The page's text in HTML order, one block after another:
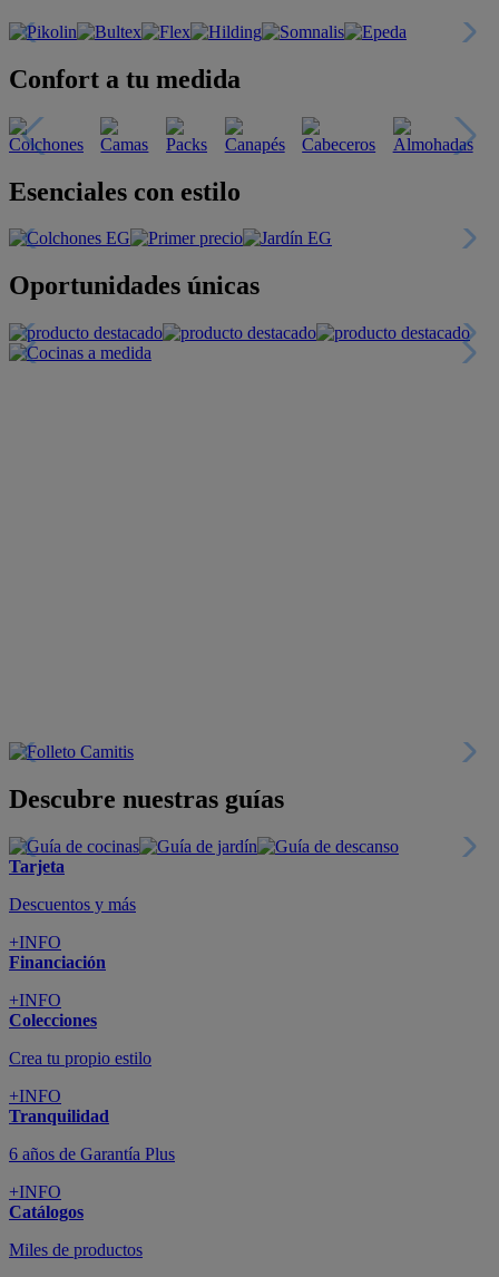
Confort a tu medida
Esenciales con estilo
Oportunidades únicas
Descubre nuestras guías
Tarjeta
Descuentos y más
+INFO
Financiación
+INFO
Colecciones
Crea tu propio estilo
+INFO
Tranquilidad
6 años de Garantía Plus
+INFO
Catálogos
Miles de productos